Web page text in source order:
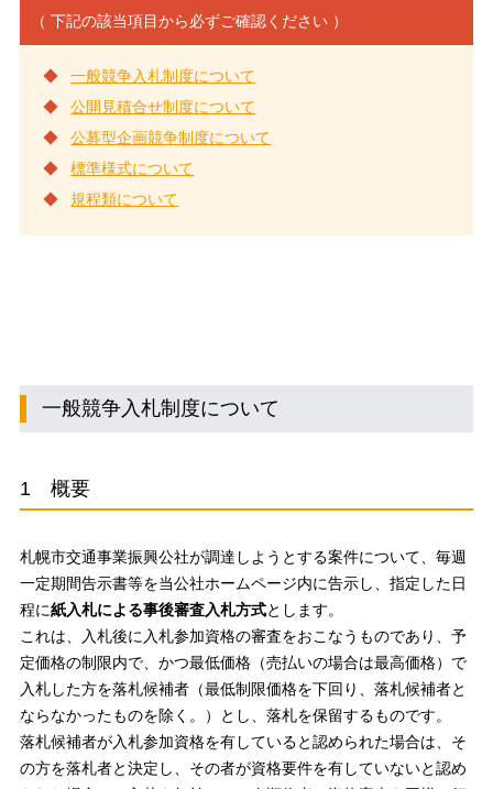
（ 下記の該当項目から必ずご確認ください ）
一般競争入札制度について
公開見積合せ制度について
公募型企画競争制度について
標準様式について
規程類について
一般競争入札制度について
1 概要
札幌市交通事業振興公社が調達しようとする案件について、毎週
一定期間告示書等を当公社ホームページ内に告示し、指定した日
程に紙入札による事後審査入札方式とします。
これは、入札後に入札参加資格の審査をおこなうものであり、予
定価格の制限内で、かつ最低価格（売払いの場合は最高価格）で
入札した方を落札候補者（最低制限価格を下回り、落札候補者と
ならなかったものを除く。）とし、落札を保留するものです。
落札候補者が入札参加資格を有していると認められた場合は、そ
の方を落札者と決定し、その者が資格要件を有していないと認め